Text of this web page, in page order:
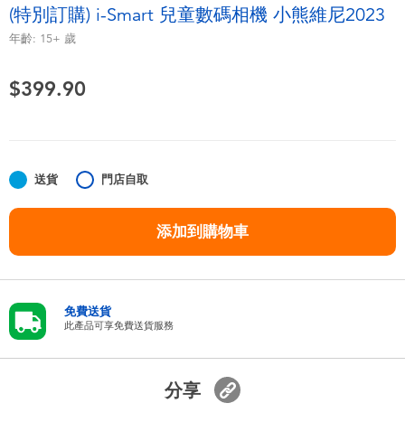
角色扮演及造型系列
毛毛公仔玩具
嬰兒及學前玩具
Globber高樂寶
(特別訂購) i-Smart 兒童數碼相機 小熊維尼2023
年齡: 15+ 歲
$399.90
送貨 門店自取
添加到購物車
免費送貨
此產品可享免費送貨服務
分享